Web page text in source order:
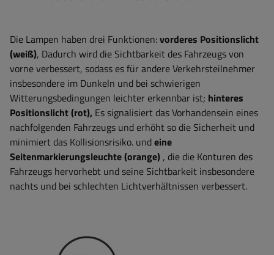
Die Lampen haben drei Funktionen:vorderes Positionslicht
(weiß), Dadurch wird die Sichtbarkeit des Fahrzeugs von
vorne verbessert, sodass es für andere Verkehrsteilnehmer
insbesondere im Dunkeln und bei schwierigen
Witterungsbedingungen leichter erkennbar ist; hinteres
Positionslicht (rot), Es signalisiert das Vorhandensein eines
nachfolgenden Fahrzeugs und erhöht so die Sicherheit und
minimiert das Kollisionsrisiko. undeine
Seitenmarkierungsleuchte (orange) , die die Konturen des
Fahrzeugs hervorhebt und seine Sichtbarkeit insbesondere
nachts und bei schlechten Lichtverhältnissen verbessert.